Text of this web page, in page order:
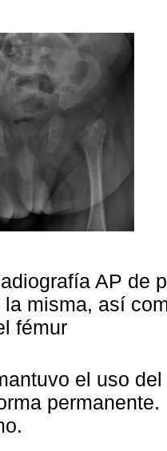
AP de
misma, así
fémur
el uso